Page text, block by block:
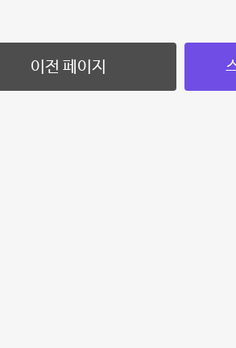
이전 페이지